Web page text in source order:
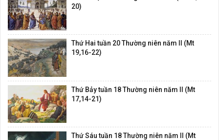
20)
Thứ Hai tuần 20 Thường niên năm II (Mt
19,16-22)
Thứ Bảy tuần 18 Thường niên năm II (Mt
17,14-21)
Thứ Sáu tuần 18 Thường niên năm II (Mt